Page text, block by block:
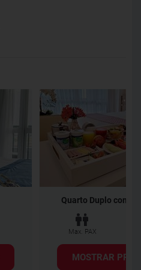
Quarto Duplo com
Max. PAX
MOSTRAR